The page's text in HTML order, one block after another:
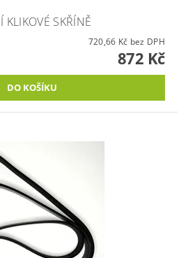
KLIKOVÉ SKŘÍNĚ
720,66 Kč bez DPH
872 Kč